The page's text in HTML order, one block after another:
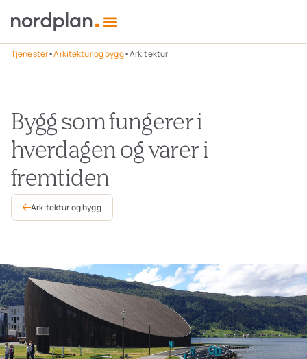
Tjenester▪Arkitektur og bygg▪Arkitektur
Arkitektur og bygg
Bygg som fungerer i
hverdagen og varer i
fremtiden